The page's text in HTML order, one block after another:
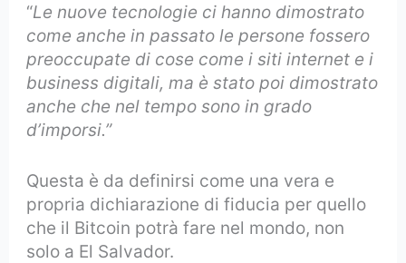
“Le nuove tecnologie ci hanno dimostrato
come anche in passato le persone fossero
preoccupate di cose come i siti internet e i
business digitali, ma è stato poi dimostrato
anche che nel tempo sono in grado
d’imporsi.”
Questa è da definirsi come una vera e
propria dichiarazione di fiducia per quello
che il Bitcoin potrà fare nel mondo, non
solo a El Salvador.